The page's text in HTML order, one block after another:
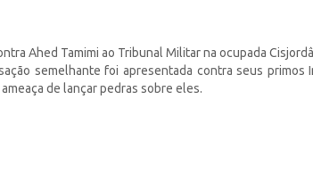
Ahed Tamimi ao Tribunal Militar na ocupada
semelhante foi apresentada contra seus primos
de lançar pedras sobre eles.